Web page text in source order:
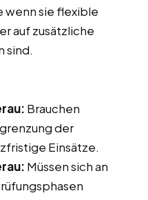
sie flexible
auf zusätzliche
sind.
Brauchen
der
Einsätze.
Müssen sich an